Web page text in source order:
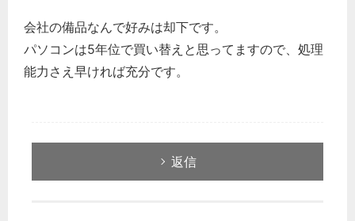
会社の備品なんで好みは却下です。
パソコンは5年位で買い替えと思ってますので、処理
能力さえ早ければ充分です。
返信